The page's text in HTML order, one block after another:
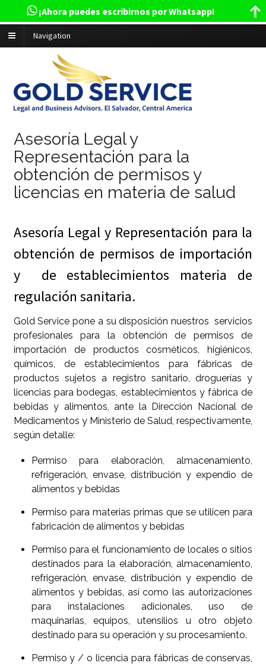
Navigation
Asesoría Legal y
Representación para la
obtención de permisos y
licencias en materia de salud
Asesoría Legal y Representación para la
obtención de permisos de importación
y de establecimientos materia de
regulación sanitaria.
Gold Service pone a su disposición nuestros servicios
profesionales para la obtención de permisos de
importación de productos cosméticos, higiénicos,
químicos, de establecimientos para fábricas de
productos sujetos a registro sanitario, droguerías y
licencias para bodegas, establecimientos y fábrica de
bebidas y alimentos, ante la Dirección Nacional de
Medicamentos y Ministerio de Salud, respectivamente,
según detalle:
Permiso para elaboración, almacenamiento,
refrigeración, envase, distribución y expendio de
alimentos y bebidas
Permiso para materias primas que se utilicen para
fabricación de alimentos y bebidas
Permiso para el funcionamiento de locales o sitios
destinados para la elaboración, almacenamiento,
refrigeración, envase, distribución y expendio de
alimentos y bebidas, así como las autorizaciones
para instalaciones adicionales, uso de
maquinarias, equipos, utensilios u otro objeto
destinado para su operación y su procesamiento.
Permiso y / o licencia para fábricas de conservas,
¡Ahora puedes escribirnos por Whatsapp!